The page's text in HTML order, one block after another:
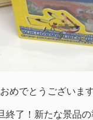
めでとうございます
終了！新たな景品